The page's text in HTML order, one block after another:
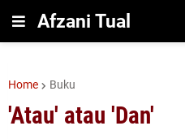
Afzani Tual
Home Buku
'Atau' atau 'Dan'